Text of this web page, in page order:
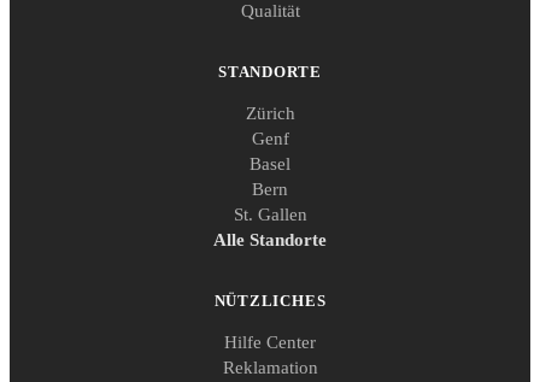
Qualität
STANDORTE
Zürich
Genf
Basel
Bern
St. Gallen
Alle Standorte
NÜTZLICHES
Hilfe Center
Reklamation